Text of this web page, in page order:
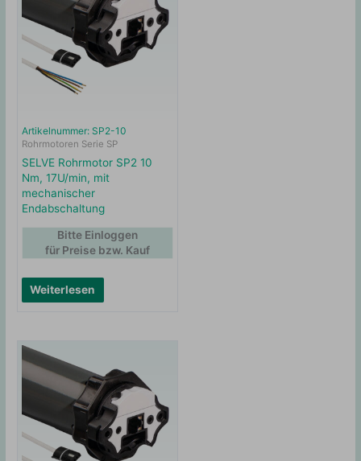
Artikelnummer: SP2-10
Rohrmotoren Serie SP
SELVE Rohrmotor SP2 10
Nm, 17U/min, mit
mechanischer
Endabschaltung
Weiterlesen
Bitte Einloggen
für Preise bzw. Kauf